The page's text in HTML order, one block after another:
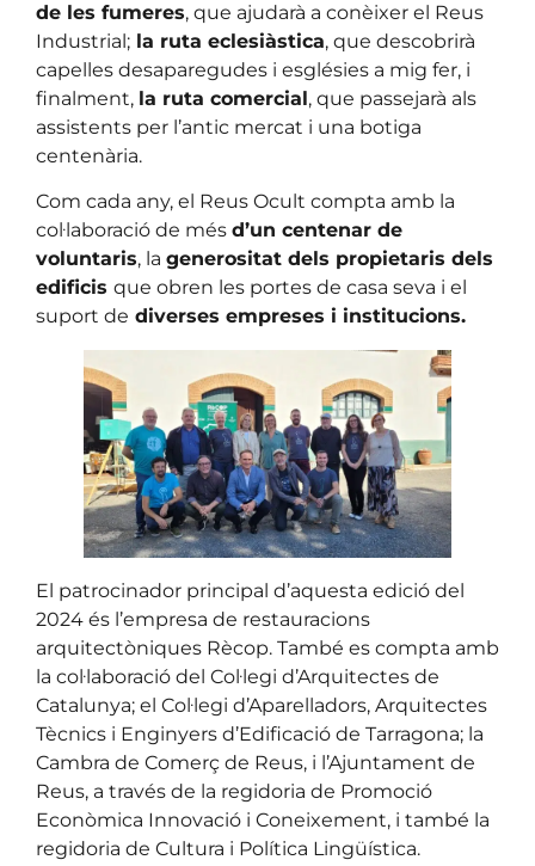
de les fumeres, que ajudarà a conèixer el Reus
Industrial; la ruta eclesiàstica, que descobrirà
capelles desaparegudes i esglésies a mig fer, i
finalment, la ruta comercial, que passejarà als
assistents per l’antic mercat i una botiga
centenària.
Com cada any, el Reus Ocult compta amb la
col·laboració de més d’un centenar de
voluntaris, la generositat dels propietaris dels
edificis que obren les portes de casa seva i el
suport de diverses empreses i institucions.
El patrocinador principal d’aquesta edició del
2024 és l’empresa de restauracions
arquitectòniques Rècop. També es compta amb
la col·laboració del Col·legi d’Arquitectes de
Catalunya; el Col·legi d’Aparelladors, Arquitectes
Tècnics i Enginyers d’Edificació de Tarragona; la
Cambra de Comerç de Reus, i l’Ajuntament de
Reus, a través de la regidoria de Promoció
Econòmica Innovació i Coneixement, i també la
regidoria de Cultura i Política Lingüística.